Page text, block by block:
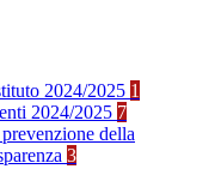
2024/2025 1
2024/2025 7
della
3